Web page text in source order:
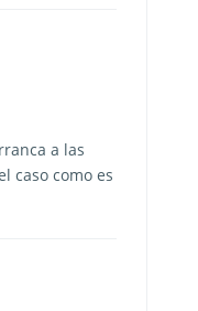
a las
caso como es